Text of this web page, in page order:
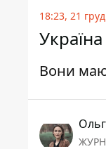
18:23, 21
Вони